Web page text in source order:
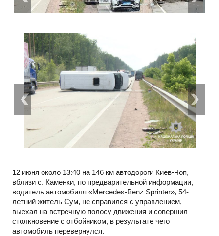
12 июня около 13:40 на 146 км автодороги Киев-Чоп,
вблизи с. Каменки, по предварительной информации,
водитель автомобиля «Mercedes-Benz Sprinter», 54-
летний житель Сум, не справился с управлением,
выехал на встречную полосу движения и совершил
столкновение с отбойником, в результате чего
автомобиль перевернулся.